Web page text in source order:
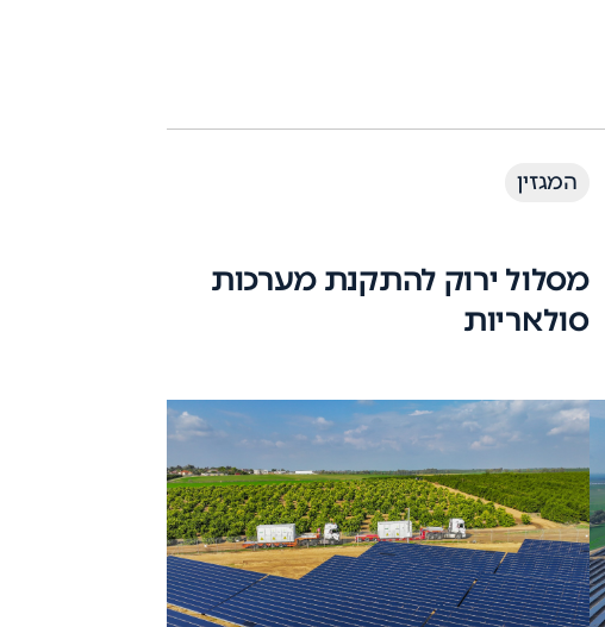
המגזין
מסלול ירוק להתקנת מערכות
סולאריות